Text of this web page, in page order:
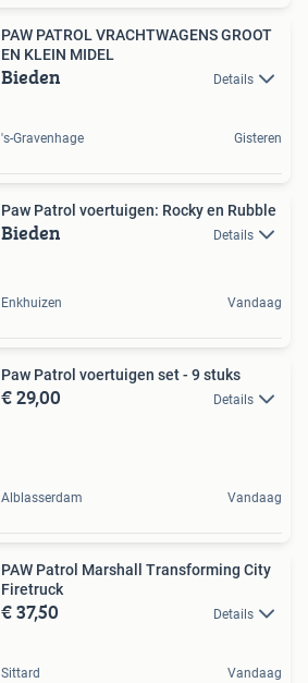
PAW PATROL VRACHTWAGENS GROOT
EN KLEIN MIDEL
Bieden Details
's-Gravenhage Gisteren
Paw Patrol voertuigen: Rocky en Rubble
Bieden Details
Enkhuizen Vandaag
Paw Patrol voertuigen set - 9 stuks
€ 29,00 Details
Alblasserdam Vandaag
PAW Patrol Marshall Transforming City
Firetruck
€ 37,50 Details
Sittard Vandaag